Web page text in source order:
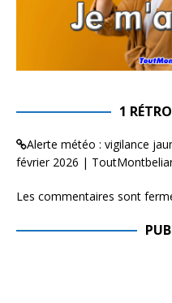
1
Alerte météo : vigilance
février 2026 |
Les commentaires sont